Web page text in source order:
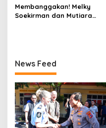
Membanggakan! Melky
Soekirman dan Mutiara
Indonesia
News Feed